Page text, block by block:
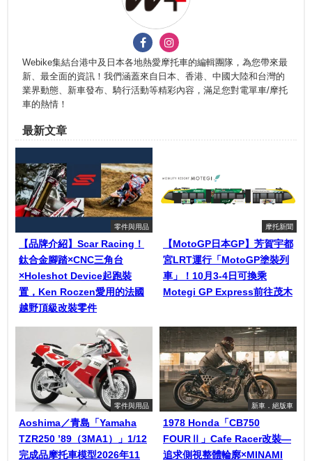
Webike集結台港中及日本各地熱愛摩托車的編輯團隊，為您帶來最
新、最全面的資訊！我們涵蓋來自日本、香港、中國大陸和台灣的
業界動態、新車發布、騎行活動等精彩內容，滿足您對電單車/摩托
車的熱情！
最新文章
零件與用品
【品牌介紹】Scar Racing！
鈦合金腳踏×CNC三角台
×Holeshot Device起跑裝
置，Ken Roczen愛用的法國
越野頂級改裝零件
摩托新聞
【MotoGP日本GP】芳賀宇都
宮LRT運行「MotoGP塗裝列
車」！10月3-4日可換乘
Motegi GP Express前往茂木
零件與用品
Aoshima／青島「Yamaha
TZR250 ’89（3MA1）」1/12
完成品摩托車模型2026年11
新車．絕版車
1978 Honda「CB750
FOURⅡ」Cafe Racer改裝—
追求側視整體輪廓×MINAMI